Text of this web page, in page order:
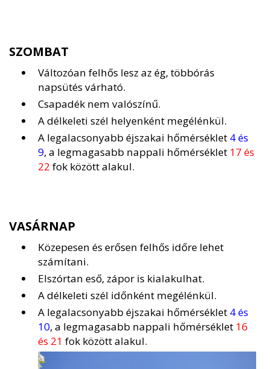
SZOMBAT
Változóan felhős lesz az ég, többórás
napsütés várható.
Csapadék nem valószínű.
A délkeleti szél helyenként megélénkül.
A legalacsonyabb éjszakai hőmérséklet 4 és
9, a legmagasabb nappali hőmérséklet 17 és
22 fok között alakul.
VASÁRNAP
Közepesen és erősen felhős időre lehet
számítani.
Elszórtan eső, zápor is kialakulhat.
A délkeleti szél időnként megélénkül.
A legalacsonyabb éjszakai hőmérséklet 4 és
10, a legmagasabb nappali hőmérséklet 16
és 21 fok között alakul.